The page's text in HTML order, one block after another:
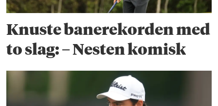
Knuste banerekorden med
to slag: – Nesten komisk